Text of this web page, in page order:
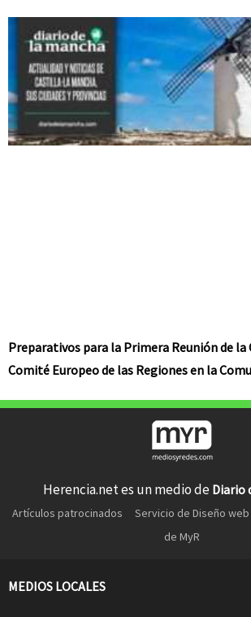
Preparativos para la Primera Reunión de
Comité Europeo de las Regiones en la
Herencia.net es un medio de Diario
Artículos patrocinados Servicio de Diseño web
de MyR
MEDIOS LOCALES